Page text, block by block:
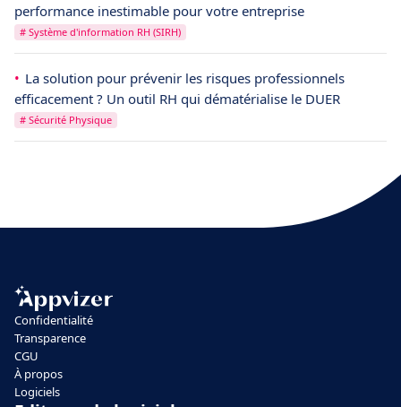
performance inestimable pour votre entreprise
# Système d'information RH (SIRH)
La solution pour prévenir les risques professionnels
efficacement ? Un outil RH qui dématérialise le DUER
# Sécurité Physique
Confidentialité
Transparence
CGU
À propos
Logiciels